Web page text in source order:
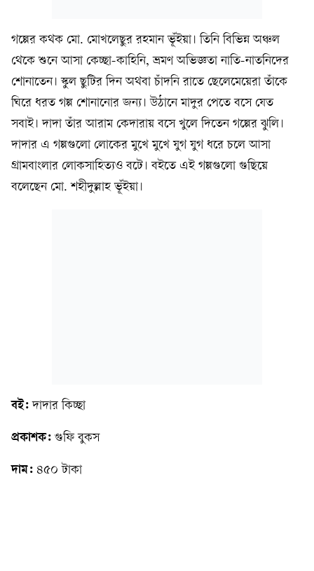
গল্পের কথক মো. মোখলেছুর রহমান ভূঁইয়া। তিনি বিভিন্ন অঞ্চল
থেকে শুনে আসা কেচ্ছা-কাহিনি, ভ্রমণ অভিজ্ঞতা নাতি-নাতনিদের
শোনাতেন। স্কুল ছুটির দিন অথবা চাঁদনি রাতে ছেলেমেয়েরা তাঁকে
ঘিরে ধরত গল্প শোনানোর জন্য। উঠানে মাদুর পেতে বসে যেত
সবাই। দাদা তাঁর আরাম কেদারায় বসে খুলে দিতেন গল্পের ঝুলি।
দাদার এ গল্পগুলো লোকের মুখে মুখে যুগ যুগ ধরে চলে আসা
গ্রামবাংলার লোকসাহিত্যও বটে। বইতে এই গল্পগুলো গুছিয়ে
বলেছেন মো. শহীদুল্লাহ ভূঁইয়া।
বই:দাদার কিচ্ছা
প্রকাশক: গুফি বুকস
দাম: ৪৫০ টাকা